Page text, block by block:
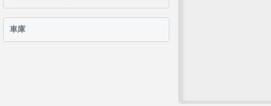
車庫